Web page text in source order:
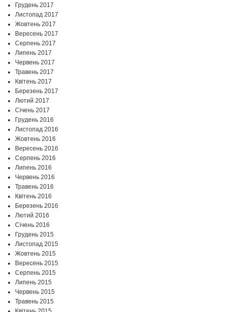
Грудень 2017
Листопад 2017
Жовтень 2017
Вересень 2017
Серпень 2017
Липень 2017
Червень 2017
Травень 2017
Квітень 2017
Березень 2017
Лютий 2017
Січень 2017
Грудень 2016
Листопад 2016
Жовтень 2016
Вересень 2016
Серпень 2016
Липень 2016
Червень 2016
Травень 2016
Квітень 2016
Березень 2016
Лютий 2016
Січень 2016
Грудень 2015
Листопад 2015
Жовтень 2015
Вересень 2015
Серпень 2015
Липень 2015
Червень 2015
Травень 2015